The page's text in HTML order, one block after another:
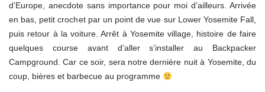
d’Europe, anecdote sans importance pour moi d’ailleurs. Arrivée
en bas, petit crochet par un point de vue sur Lower Yosemite Fall,
puis retour à la voiture. Arrêt à Yosemite village, histoire de faire
quelques course avant d’aller s’installer au Backpacker
Campground. Car ce soir, sera notre dernière nuit à Yosemite, du
coup, bières et barbecue au programme